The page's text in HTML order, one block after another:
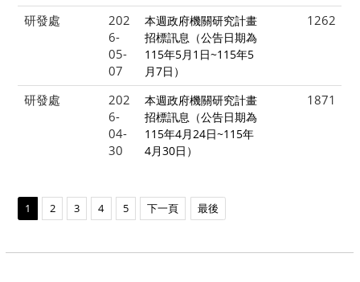
研發處
202
6-
05-
07
本週政府機關研究計畫
招標訊息（公告日期為
115年5月1日~115年5
月7日）
1262
研發處
202
6-
04-
30
本週政府機關研究計畫
招標訊息（公告日期為
115年4月24日~115年
4月30日）
1871
1 2 3 4 5 下一頁 最後